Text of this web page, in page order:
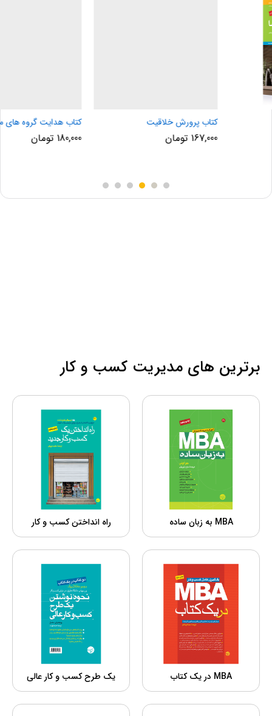
کتاب هدایت گروه های مجازی
تومان
کتاب پرورش خلاقیت
تومان
برترین های مدیریت کسب و کار
MBA به زبان ساده راه انداختن کسب و کار
MBA در یک کتاب یک طرح کسب و کار عالی